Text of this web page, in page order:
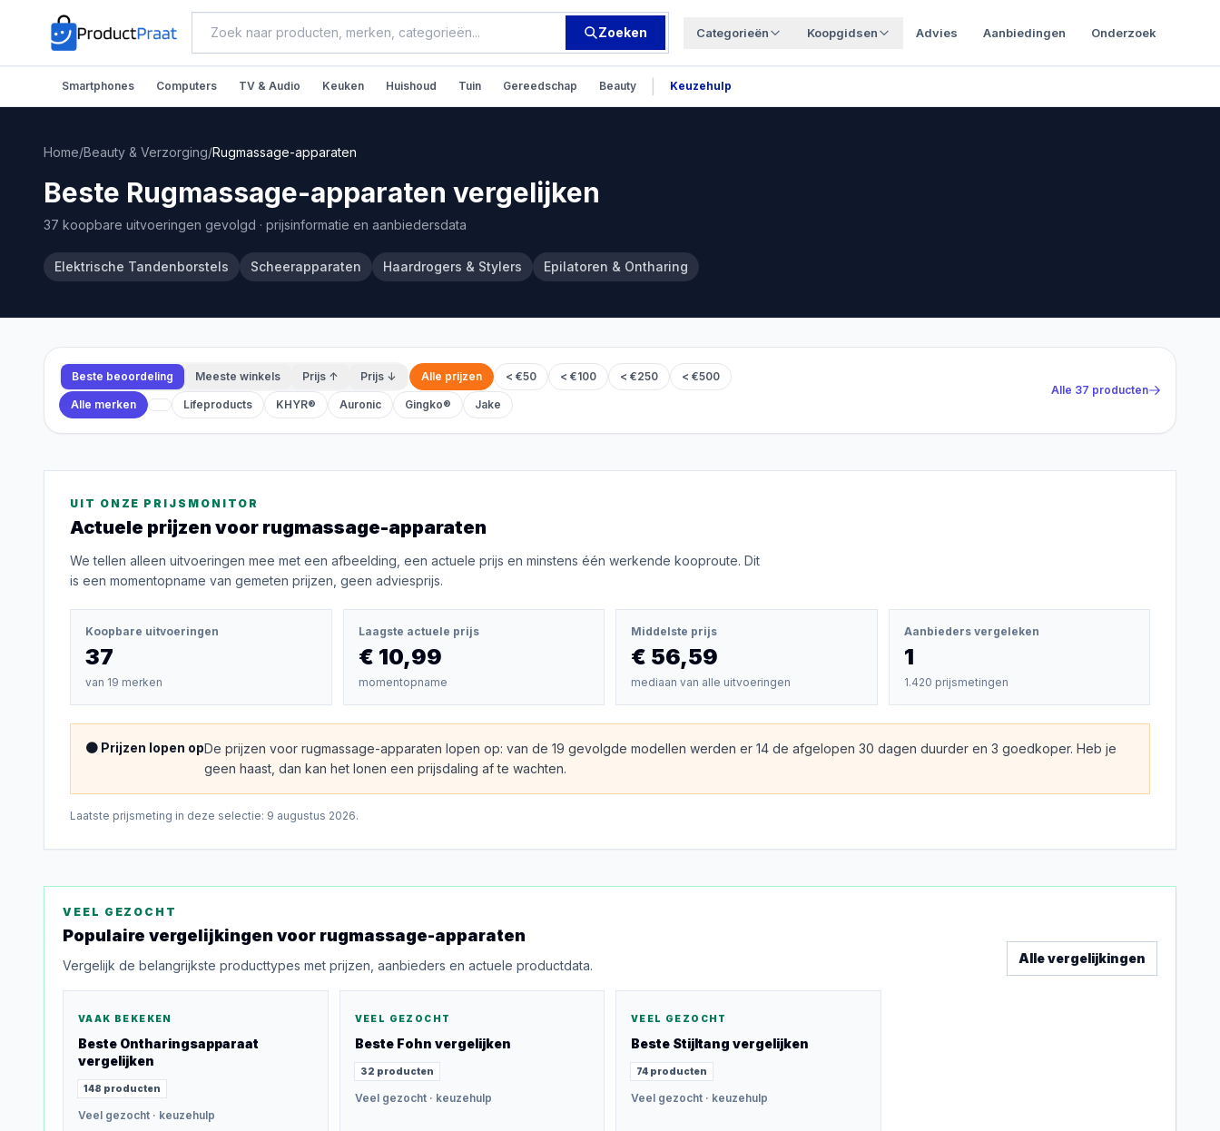
Zoeken Categorieën Koopgidsen Advies Aanbiedingen Onderzoek
Smartphones Computers TV & Audio Keuken Huishoud Tuin Gereedschap Beauty Keuzehulp
Home/Beauty & Verzorging/Rugmassage-apparaten
Beste Rugmassage-apparaten vergelijken
37 koopbare uitvoeringen gevolgd · prijsinformatie en aanbiedersdata
Elektrische Tandenborstels Scheerapparaten Haardrogers & Stylers Epilatoren & Ontharing
Beste beoordeling Meeste winkels Prijs ↑ Prijs ↓ Alle prijzen < €50 < €100 < €250 < €500
Alle merken Lifeproducts KHYR® Auronic Gingko® Jake
Alle 37 producten
UIT ONZE PRIJSMONITOR
Actuele prijzen voor rugmassage-apparaten
We tellen alleen uitvoeringen mee met een afbeelding, een actuele prijs en minstens één werkende kooproute. Dit
is een momentopname van gemeten prijzen, geen adviesprijs.
Koopbare uitvoeringen
37
van 19 merken
Laagste actuele prijs
€ 10,99
momentopname
Middelste prijs
€ 56,59
mediaan van alle uitvoeringen
Aanbieders vergeleken
1
1.420 prijsmetingen
🟠 Prijzen lopen opDe prijzen voor rugmassage-apparaten lopen op: van de 19 gevolgde modellen werden er 14 de afgelopen 30 dagen duurder en 3 goedkoper. Heb je
geen haast, dan kan het lonen een prijsdaling af te wachten.
Laatste prijsmeting in deze selectie: 9 augustus 2026.
VEEL GEZOCHT
Populaire vergelijkingen voor rugmassage-apparaten
Vergelijk de belangrijkste producttypes met prijzen, aanbieders en actuele productdata. Alle vergelijkingen
VAAK BEKEKEN
Beste Ontharingsapparaat
vergelijken
148 producten
Veel gezocht · keuzehulp
VEEL GEZOCHT
Beste Fohn vergelijken
32 producten
Veel gezocht· keuzehulp
VEEL GEZOCHT
Beste Stijltang vergelijken
74 producten
Veel gezocht · keuzehulp